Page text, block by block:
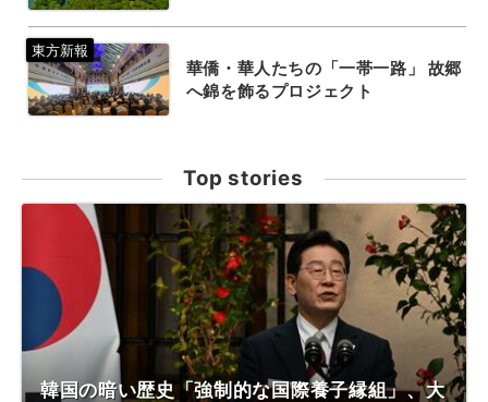
華僑・華人たちの「一帯一路」 故郷
へ錦を飾るプロジェクト
Top stories
韓国の暗い歴史「強制的な国際養子縁組」、大